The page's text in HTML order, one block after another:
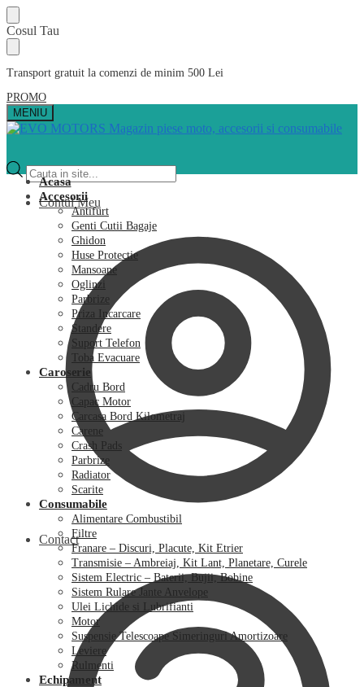
Skip
to
navigation
Skip
to
content
Cosul Tau
Transport gratuit la comenzi de minim 500 Lei
PROMO
MENIU
Products
search
Contul Meu
Contact
Acasa
Accesorii
Antifurt
Genti Cutii Bagaje
Ghidon
Huse Protectie
Mansoane
Oglinzi
Parbrize
Priza Incarcare
Standere
Suport Telefon
Toba Evacuare
Caroserie
Cadru Bord
Capac Motor
Carcasa Bord Kilometraj
Carene
Crash Pads
Parbrize
Radiator
Scarite
Consumabile
Alimentare Combustibil
Filtre
Franare – Discuri, Placute, Kit Etrier
Transmisie – Ambreiaj, Kit Lant, Planetare, Curele
Sistem Electric – Baterii, Bujii, Bobine
Sistem Rulare Jante Anvelope
Ulei Lichide si Lubrifianti
Motor
Suspensie Telescoape Simeringuri Amortizoare
Leviere
Rulmenti
Echipament